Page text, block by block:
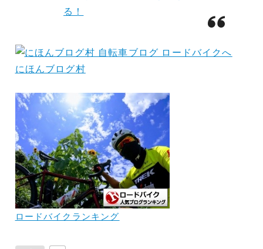
る！
にほんブログ村
ロードバイクランキング